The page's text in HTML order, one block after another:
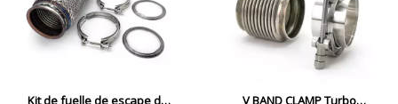
Kit de fuelle de escape de
V BAND CLAMP Turbo